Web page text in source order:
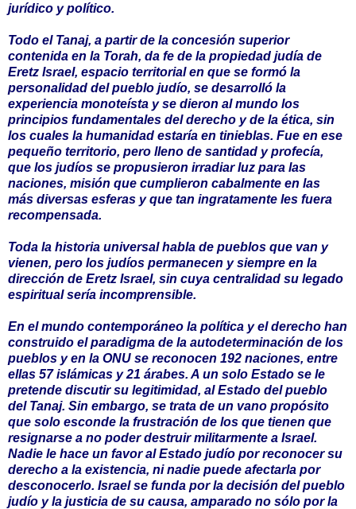
jurídico y político.
Todo el Tanaj, a partir de la concesión superior
contenida en la Torah, da fe de la propiedad judía de
Eretz Israel, espacio territorial en que se formó la
personalidad del pueblo judío, se desarrolló la
experiencia monoteísta y se dieron al mundo los
principios fundamentales del derecho y de la ética, sin
los cuales la humanidad estaría en tinieblas. Fue en ese
pequeño territorio, pero lleno de santidad y profecía,
que los judíos se propusieron irradiar luz para las
naciones, misión que cumplieron cabalmente en las
más diversas esferas y que tan ingratamente les fuera
recompensada.
Toda la historia universal habla de pueblos que van y
vienen, pero los judíos permanecen y siempre en la
dirección de Eretz Israel, sin cuya centralidad su legado
espiritual sería incomprensible.
En el mundo contemporáneo la política y el derecho han
construido el paradigma de la autodeterminación de los
pueblos y en la ONU se reconocen 192 naciones, entre
ellas 57 islámicas y 21 árabes. A un solo Estado se le
pretende discutir su legitimidad, al Estado del pueblo
del Tanaj. Sin embargo, se trata de un vano propósito
que solo esconde la frustración de los que tienen que
resignarse a no poder destruir militarmente a Israel.
Nadie le hace un favor al Estado judío por reconocer su
derecho a la existencia, ni nadie puede afectarla por
desconocerlo. Israel se funda por la decisión del pueblo
judío y la justicia de su causa, amparado no sólo por la